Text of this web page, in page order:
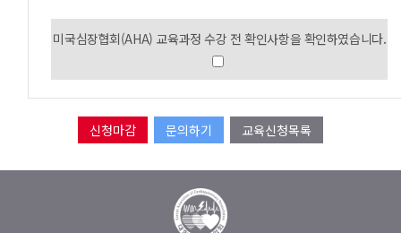
미국심장협회(AHA) 교육과정 수강 전 확인사항을 확인하였습니다.
문의하기 교육신청목록